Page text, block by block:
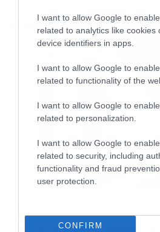
I want to allow Google to
related to analytics like cookies
device identifiers in apps.
I want to allow Google to
related to functionality of the
I want to allow Google to
related to personalization.
I want to allow Google to
related to security, including
functionality and fraud
user protection.
CONFIRM
δυστυχήματος σε στίχο. Ο
αθόρυβα από το κρεβάτι
καταλάβει η γυναίκα που
Στη συνέχεια φεύγει από το
αμάξι, πατάει γκάζι και την
ανάψει τσιγάρο ΜΠΑΠ!
Την πόρτα
Τ’αμάξι έβαλα
Και στην καρδιά μου
Ένα τσιγάρο